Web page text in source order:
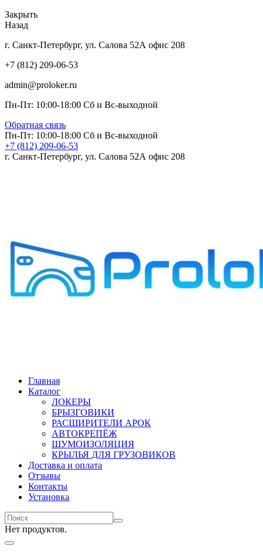
Закрыть
Назад
г. Санкт-Петербург, ул. Салова 52А офис 208
+7 (812) 209-06-53
admin@proloker.ru
Пн-Пт: 10:00-18:00 Сб и Вс-выходной
Обратная связь
Пн-Пт: 10:00-18:00 Сб и Вс-выходной
+7 (812) 209-06-53
г. Санкт-Петербург, ул. Салова 52А офис 208
Главная
Каталог
ЛОКЕРЫ
БРЫЗГОВИКИ
РАСШИРИТЕЛИ АРОК
АВТОКРЕПЁЖ
ШУМОИЗОЛЯЦИЯ
КРЫЛЬЯ ДЛЯ ГРУЗОВИКОВ
Доставка и оплата
Отзывы
Контакты
Установка
Нет продуктов.